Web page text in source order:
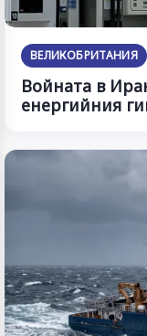
ВЕЛИКОБРИТАНИЯ
Войната в
енергийния